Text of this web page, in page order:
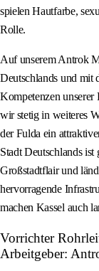
spielen Hautfarbe,
Rolle.
Auf unserem Antrok
Deutschlands und mit
Kompetenzen unserer
wir stetig in weiteres
der Fulda ein
Stadt Deutschlands
Großstadtflair und
hervorragende
machen Kassel auch
Vorrichter
Arbeitgeber: